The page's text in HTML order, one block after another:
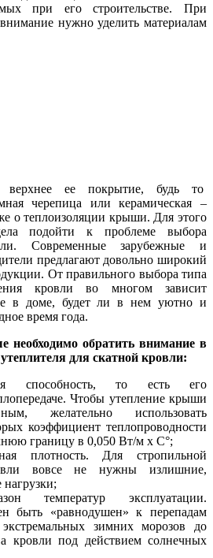
при его строительстве. При
нужно уделить материалам
ее покрытие, будь то
черепица или керамическая –
о теплоизоляции крыши. Для этого
подойти к проблеме выбора
Современные зарубежные и
предлагают довольно широкий
От правильного выбора типа
кровли во многом зависит
в доме, будет ли в нем уютно и
время года.
необходимо обратить внимание в
для скатной кровли:
способность, то есть его
Чтобы утепление крыши
желательно использовать
коэффициент теплопроводности
границу в 0,050 Вт/м х С°;
плотность. Для стропильной
вовсе не нужны излишние,
температур эксплуатации.
быть «равнодушен» к перепадам
зимних морозов до
кровли под действием солнечных